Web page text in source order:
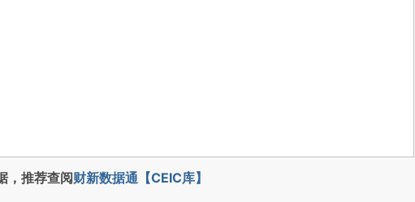
，推荐查阅财新数据通【CEIC库】